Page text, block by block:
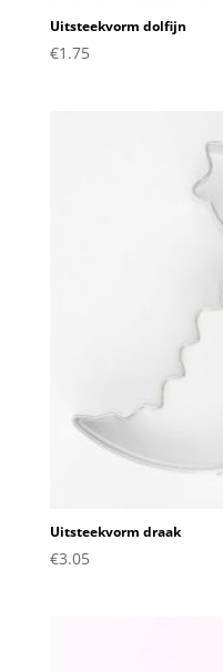
Uitsteekvorm dolfijn
€1.75
Uitsteekvorm draak
€3.05